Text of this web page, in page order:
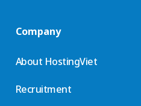
Company
About HostingViet
Recruitment